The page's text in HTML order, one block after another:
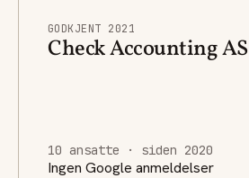
GODKJENT 2021
Check Accounting AS
10 ansatte · siden 2020
Ingen Google anmeldelser